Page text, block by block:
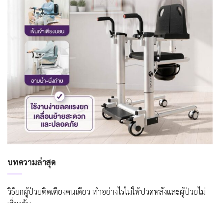
บทความล่าสุด
วิธียกผู้ป่วยติดเตียงคนเดียว ทำอย่างไรไม่ให้ปวดหลังและผู้ป่วยไม่